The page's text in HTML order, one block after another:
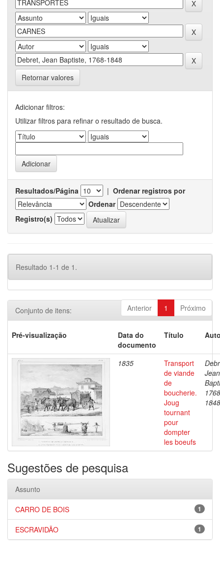
Retornar valores
Adicionar filtros:
Utilizar filtros para refinar o resultado de busca.
Resultados/Página | Ordenar registros por
Ordenar
Registro(s)
Resultado 1-1 de 1.
Anterior 1 Próximo
Conjunto de itens:
Pré-visualização
Data do
documento
Título
1835
Transport
de viande
de
boucherie.
Joug
tournant
pour
dompter
les boeufs
Jean
1848
Sugestões de pesquisa
Assunto
1
CARRO DE BOIS
1
ESCRAVIDÃO